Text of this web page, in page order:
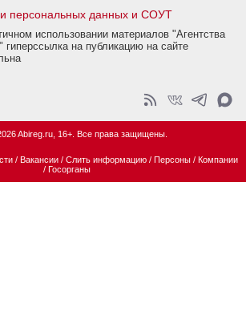
персональных данных и СОУТ
использовании материалов "Агентства
на публикацию на сайте
Abireg.ru, 16+. Все права защищены.
/ Вакансии / Слить информацию / Персоны / Компании
/ Госорганы